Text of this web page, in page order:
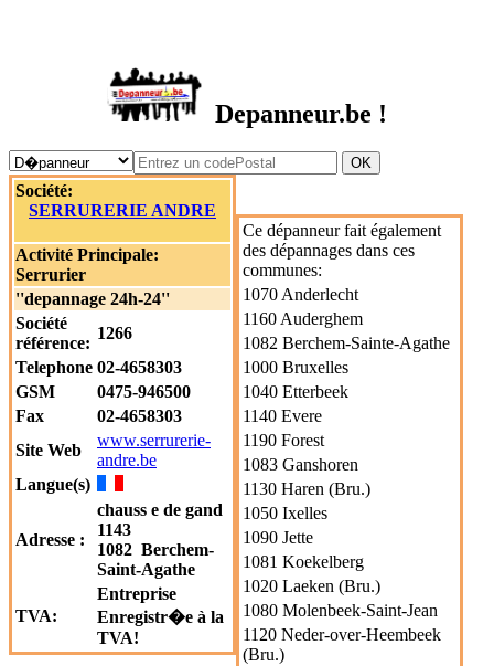
Depanneur.be !
Société:
SERRURERIE ANDRE
Activité Principale:
Serrurier
''depannage 24h-24''
Société
référence:
1266
Telephone 02-4658303
GSM
0475-946500
Fax
02-4658303
Site Web
www.serrurerie-
andre.be
Langue(s)
Adresse :
chauss e de gand
1143
1082 Berchem-
Saint-Agathe
TVA:
Entreprise
Enregistr�e à la
TVA!
Ce dépanneur fait également
des dépannages dans ces
communes:
1070 Anderlecht
1160 Auderghem
1082 Berchem-Sainte-Agathe
1000 Bruxelles
1040 Etterbeek
1140 Evere
1190 Forest
1083 Ganshoren
1130 Haren (Bru.)
1050 Ixelles
1090 Jette
1081 Koekelberg
1020 Laeken (Bru.)
1080 Molenbeek-Saint-Jean
1120 Neder-over-Heembeek
(Bru.)